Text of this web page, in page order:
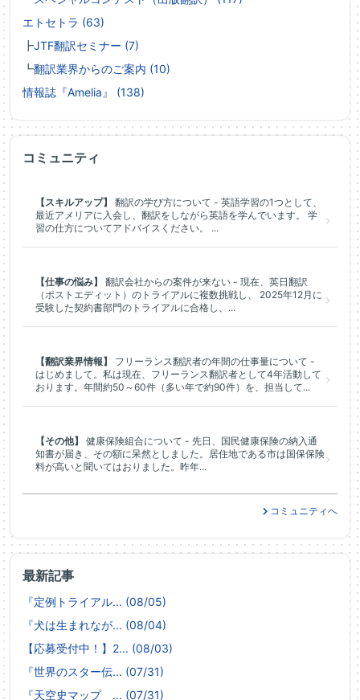
エトセトラ (63)
┣JTF翻訳セミナー (7)
┗翻訳業界からのご案内 (10)
情報誌『Amelia』 (138)
最新記事
『定例トライアル... (08/05)
『犬は生まれなが... (08/04)
【応募受付中！】2... (08/03)
『世界のスター伝... (07/31)
『天空史マップ ... (07/31)
コミュニティ
【スキルアップ】
翻訳の学び方について - 英語学習の1つとして、
最近アメリアに入会し、翻訳をしながら英語を学んでいます。 学
習の仕方についてアドバイスください。 ...
【仕事の悩み】
翻訳会社からの案件が来ない - 現在、英日翻訳
（ポストエディット）のトライアルに複数挑戦し、 2025年12月に
受験した契約書部門のトライアルに合格し、...
【翻訳業界情報】
フリーランス翻訳者の年間の仕事量について -
はじめまして。私は現在、フリーランス翻訳者として4年活動して
おります。年間約50～60件（多い年で約90件）を、担当して...
【その他】
健康保険組合について - 先日、国民健康保険の納入通
知書が届き、その額に呆然としました。居住地である市は国保保険
料が高いと聞いてはおりました。昨年...
コミュニティへ